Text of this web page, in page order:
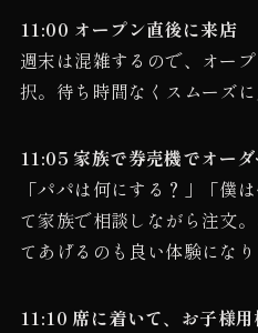
11:00 オープン直後に来店
週末は混雑するので、オー
択。待ち時間なくスムーズに
11:05 家族で券売機でオーダ
「パパは何にする？」「僕
て家族で相談しながら注文
てあげるのも良い体験になり
11:10 席に着いて、お子様用